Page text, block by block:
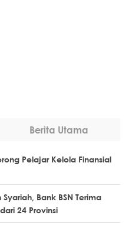
Berita Utama
Pelajar Kelola Finansial
Bank BSN Terima
24 Provinsi